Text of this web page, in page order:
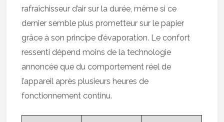
rafraîchisseur d’air sur la durée, même si ce
dernier semble plus prometteur sur le papier
grâce à son principe d’évaporation. Le confort
ressenti dépend moins de la technologie
annoncée que du comportement réel de
l’appareil après plusieurs heures de
fonctionnement continu.